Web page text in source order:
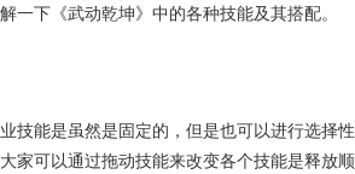
一下《武动乾坤》中的各种技能及其搭配。
技能是虽然是固定的，但是也可以进行选择性
家可以通过拖动技能来改变各个技能是释放顺